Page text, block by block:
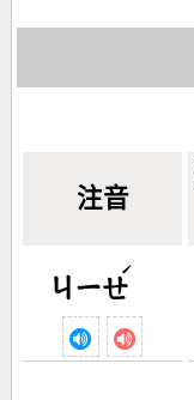
注音
ㄐㄧㄝ
ˊ